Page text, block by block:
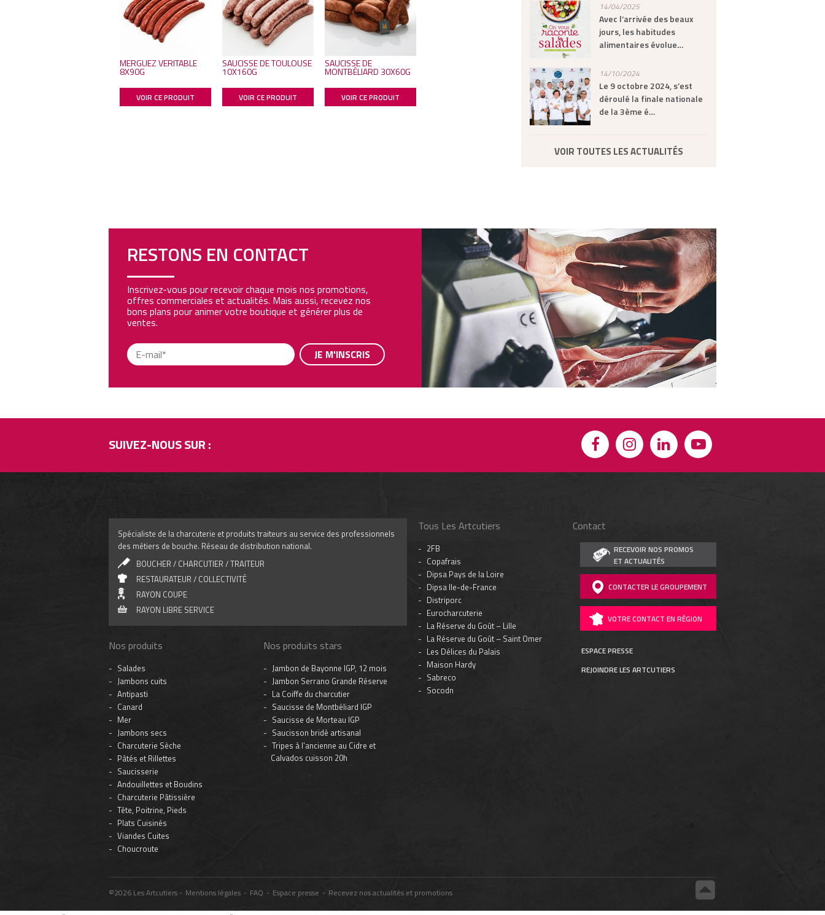
MERGUEZ VERITABLE
8X90G
VOIR CE PRODUIT
SAUCISSE DE TOULOUSE
10X160G
VOIR CE PRODUIT
SAUCISSE DE
MONTBÉLIARD 30X60G
VOIR CE PRODUIT
14/04/2025
Avec l’arrivée des beaux
jours, les habitudes
alimentaires évolue…
14/10/2024
Le 9 octobre 2024, s’est
déroulé la finale nationale
de la 3ème é…
VOIR TOUTES LES ACTUALITÉS
RESTONS EN CONTACT
Inscrivez-vous pour recevoir chaque mois nos promotions,
offres commerciales et actualités. Mais aussi, recevez nos
bons plans pour animer votre boutique et générer plus de
ventes.
JE M'INSCRIS
SUIVEZ-NOUS SUR :
Spécialiste de la charcuterie et produits traiteurs au service des professionnels
des métiers de bouche. Réseau de distribution national.
BOUCHER / CHARCUTIER / TRAITEUR
RESTAURATEUR / COLLECTIVITÉ
RAYON COUPE
RAYON LIBRE SERVICE
Nos produits
Salades
Jambons cuits
Antipasti
Canard
Mer
Jambons secs
Charcuterie Sèche
Pâtés et Rillettes
Saucisserie
Andouillettes et Boudins
Charcuterie Pâtissière
Tête, Poitrine, Pieds
Plats Cuisinés
Viandes Cuites
Choucroute
Nos produits stars
Jambon de Bayonne IGP, 12 mois
Jambon Serrano Grande Réserve
La Coiffe du charcutier
Saucisse de Montbéliard IGP
Saucisse de Morteau IGP
Saucisson bridé artisanal
Tripes à l’ancienne au Cidre et
Calvados cuisson 20h
Tous Les Artcutiers
2FB
Copafrais
Dipsa Pays de la Loire
Dipsa Ile-de-France
Distriporc
Eurocharcuterie
La Réserve du Goût – Lille
La Réserve du Goût – Saint Omer
Les Délices du Palais
Maison Hardy
Sabreco
Socodn
Contact
RECEVOIR NOS PROMOS
ET ACTUALITÉS
CONTACTER LE GROUPEMENT
VOTRE CONTACT EN RÉGION
ESPACE PRESSE
REJOINDRE LES ARTCUTIERS
©2026 Les Artcutiers - Mentions légales - FAQ - Espace presse - Recevez nos actualités et promotions